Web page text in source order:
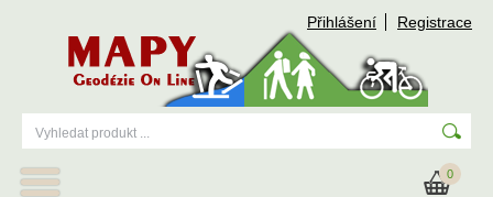
Přihlášení Registrace
0